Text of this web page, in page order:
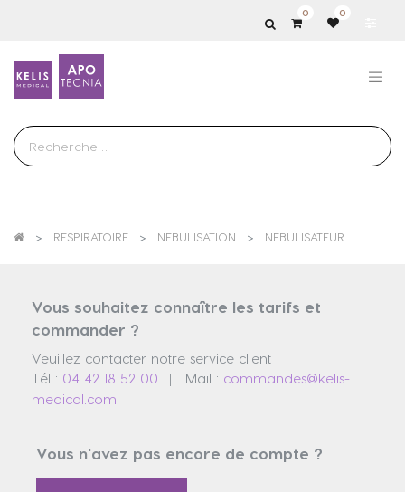
0 0
RESPIRATOIRE NEBULISATION NEBULISATEUR
Vous souhaitez connaître les tarifs et
commander ?
Veuillez contacter notre service client
Tél : 04 42 18 52 00 | Mail : commandes@kelis-
medical.com
Vous n'avez pas encore de compte ?